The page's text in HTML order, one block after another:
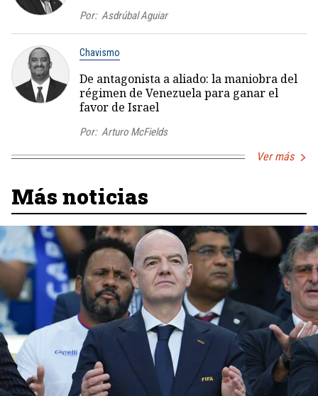
Por: Asdrúbal Aguiar
Chavismo
De antagonista a aliado: la maniobra del
régimen de Venezuela para ganar el
favor de Israel
Por: Arturo McFields
Ver más
Más noticias